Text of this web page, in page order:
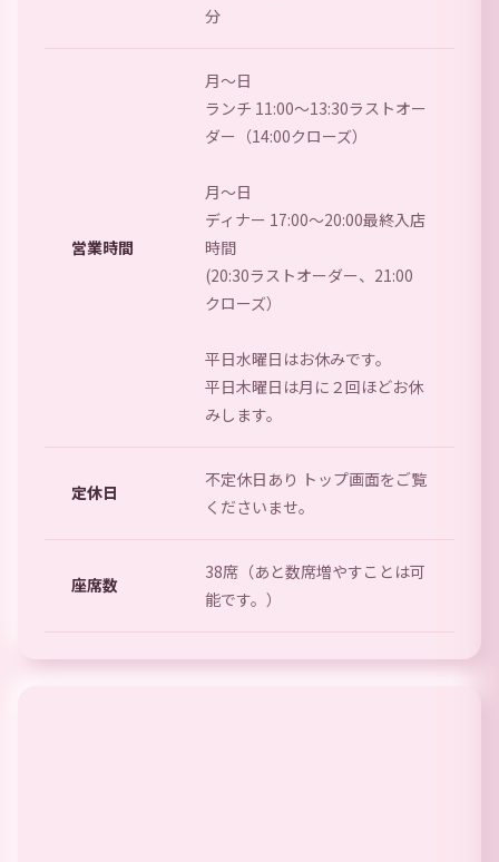
分
営業時間
月～日
ランチ 11:00～13:30ラストオー
ダー（14:00クローズ）
月～日
ディナー 17:00～20:00最終入店
時間
(20:30ラストオーダー、21:00
クローズ）
平日水曜日はお休みです。
平日木曜日は月に２回ほどお休
みします。
定休日
不定休日あり トップ画面をご覧
くださいませ。
座席数
38席（あと数席増やすことは可
能です。）